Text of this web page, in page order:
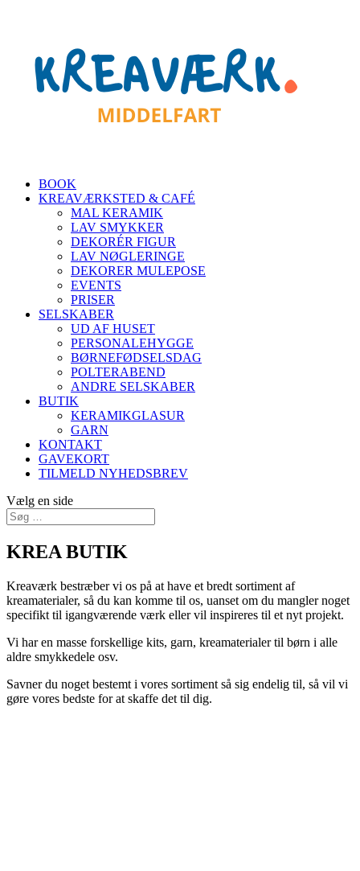
BOOK
KREAVÆRKSTED & CAFÉ
MAL KERAMIK
LAV SMYKKER
DEKORÉR FIGUR
LAV NØGLERINGE
DEKORER MULEPOSE
EVENTS
PRISER
SELSKABER
UD AF HUSET
PERSONALEHYGGE
BØRNEFØDSELSDAG
POLTERABEND
ANDRE SELSKABER
BUTIK
KERAMIKGLASUR
GARN
KONTAKT
GAVEKORT
TILMELD NYHEDSBREV
Vælg en side
KREA BUTIK
Kreaværk bestræber vi os på at have et bredt sortiment af
kreamaterialer, så du kan komme til os, uanset om du mangler noget
specifikt til igangværende værk eller vil inspireres til et nyt projekt.
Vi har en masse forskellige kits, garn, kreamaterialer til børn i alle
aldre smykkedele osv.
Savner du noget bestemt i vores sortiment så sig endelig til, så vil vi
gøre vores bedste for at skaffe det til dig.